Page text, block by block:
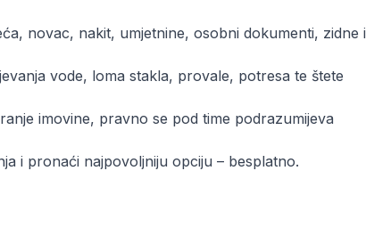
novac, nakit, umjetnine, osobni dokumenti, zidne i
vode, loma stakla, provale, potresa te štete
imovine, pravno se pod time podrazumijeva
i pronaći najpovoljniju opciju – besplatno.